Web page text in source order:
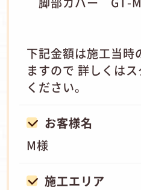
下記金額は施工当時
ますので 詳しくは
ください。
お客様名
M様
施工エリア